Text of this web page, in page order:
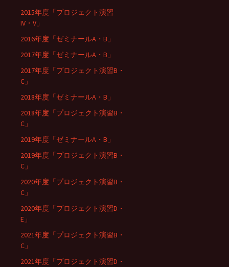
2015年度「プロジェクト演習
IV・V」
2016年度「ゼミナールA・B」
2017年度「ゼミナールA・B」
2017年度「プロジェクト演習B・
C」
2018年度「ゼミナールA・B」
2018年度「プロジェクト演習B・
C」
2019年度「ゼミナールA・B」
2019年度「プロジェクト演習B・
C」
2020年度「プロジェクト演習B・
C」
2020年度「プロジェクト演習D・
E」
2021年度「プロジェクト演習B・
C」
2021年度「プロジェクト演習D・